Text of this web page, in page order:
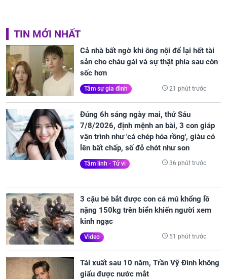
TIN MỚI NHẤT
Cả nhà bất ngờ khi ông nội để lại hết tài
sản cho cháu gái và sự thật phía sau còn
sốc hơn
Tâm sự gia đình 21 phút trước
Đúng 6h sáng ngày mai, thứ Sáu
7/8/2026, định mệnh an bài, 3 con giáp
vận trình như 'cá chép hóa rồng', giàu có
lên bất chấp, số đỏ chót như son
Tâm linh - Tử vi 36 phút trước
3 cậu bé bắt được con cá mú khổng lồ
nặng 150kg trên biển khiến người xem
kinh ngạc
Video 51 phút trước
Tái xuất sau 10 năm, Trần Vỹ Đình không
giấu được nước mắt